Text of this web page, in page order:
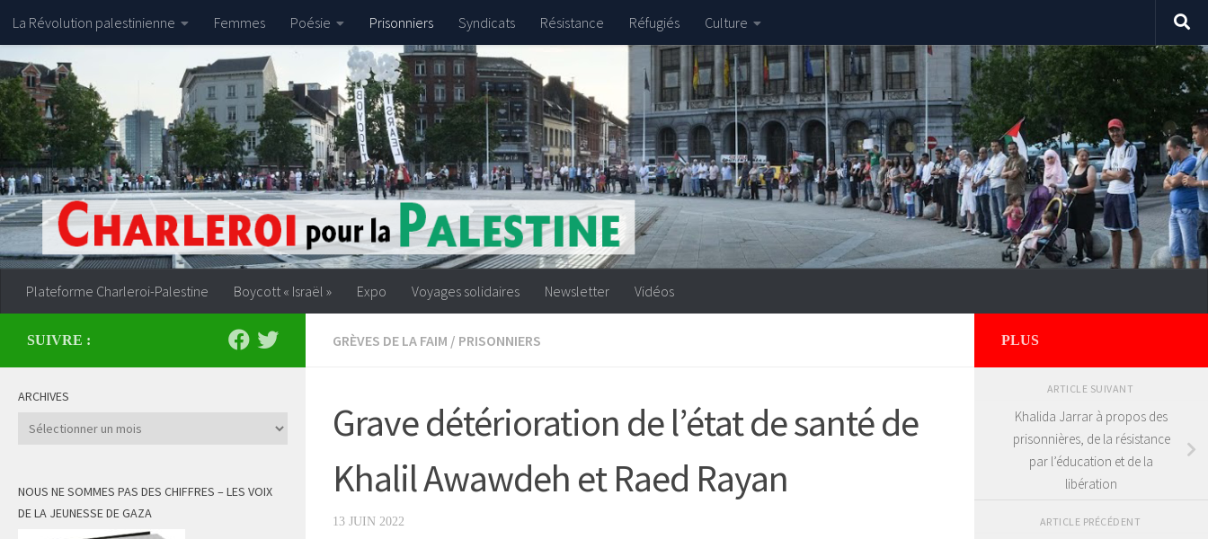
Skip to content
La Révolution palestinienne Femmes Poésie Prisonniers Syndicats Résistance Réfugiés Culture
Plateforme Charleroi-Palestine Boycott « Israël » Expo Voyages solidaires Newsletter Vidéos
GRÈVES DE LA FAIM / PRISONNIERS
Grave détérioration de l’état de santé de
Khalil Awawdeh et Raed Rayan
13 JUIN 2022
SUIVRE :
ARCHIVES
Archives
NOUS NE SOMMES PAS DES CHIFFRES – LES VOIX
DE LA JEUNESSE DE GAZA
PLUS
ARTICLE SUIVANT
Khalida Jarrar à propos des
prisonnières, de la résistance
par l’éducation et de la
libération
ARTICLE PRÉCÉDENT